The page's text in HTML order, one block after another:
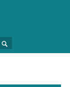
